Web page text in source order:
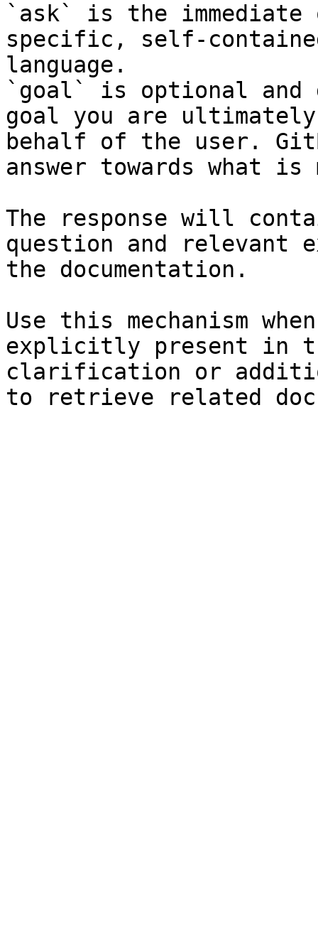
`ask` is the
specific, self-
language.
`goal` is optional and
goal you are
behalf of the user.
answer towards what
The response will
question and relevant
the documentation.
Use this mechanism
explicitly present in
clarification or